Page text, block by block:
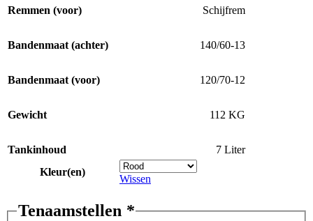
Remmen (voor) Schijfrem
Bandenmaat (achter) 140/60-13
Bandenmaat (voor) 120/70-12
Gewicht 112 KG
Tankinhoud
7 Liter
Kleur(en)
Wissen
Tenaamstellen *